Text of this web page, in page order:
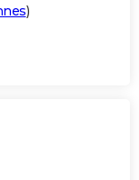
)